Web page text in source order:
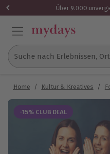
Über 9.000
Suche nach Erlebnissen,
Home / Kultur & Kreatives /
-15% CLUB DEAL